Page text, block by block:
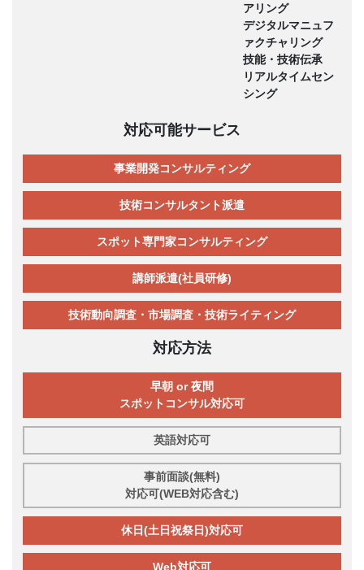
アリング
デジタルマニュフ
ァクチャリング
技能・技術伝承
リアルタイムセン
シング
対応可能サービス
事業開発コンサルティング
技術コンサルタント派遣
スポット専門家コンサルティング
講師派遣(社員研修)
技術動向調査・市場調査・技術ライティング
対応方法
早朝 or 夜間
スポットコンサル対応可
英語対応可
事前面談(無料)
対応可(WEB対応含む)
休日(土日祝祭日)対応可
Web対応可